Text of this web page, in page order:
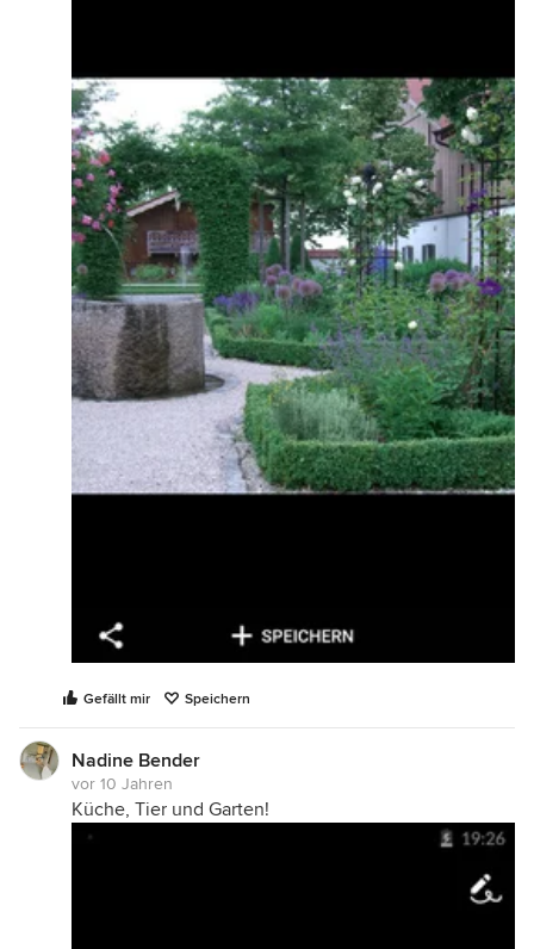
Gefällt mir Speichern
Nadine Bender
vor 10 Jahren
Küche, Tier und Garten!